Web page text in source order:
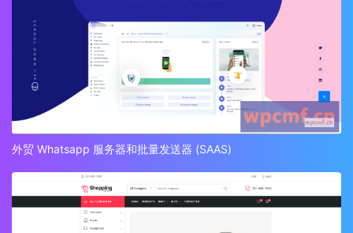
外贸 Whatsapp 服务器和批量发送器 (SAAS)